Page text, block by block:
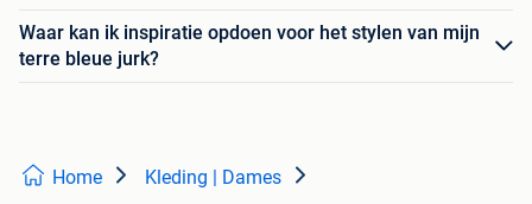
Waar kan ik inspiratie opdoen voor het stylen van mijn
terre bleue jurk?
Home Kleding | Dames